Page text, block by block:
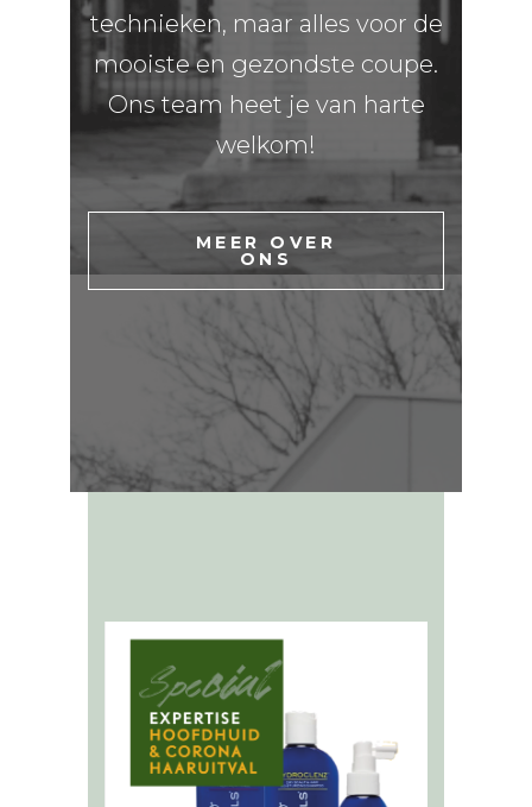
technieken, maar alles voor de
mooiste en gezondste coupe.
Ons team heet je van harte
welkom!
MEER OVER
ONS